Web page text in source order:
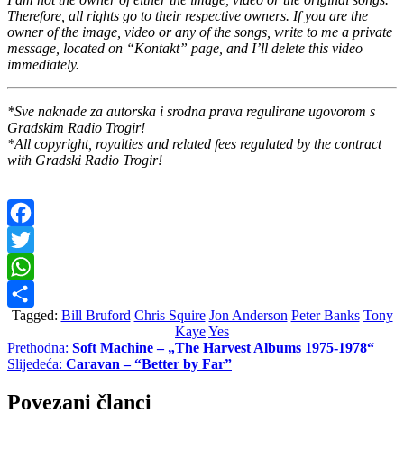
Therefore, all rights go to their respective owners. If you are the
owner of the image, video or any of the songs, write to me a private
message, located on “Kontakt” page, and I’ll delete this video
immediately.
*Sve naknade za autorska i srodna prava regulirane ugovorom s
Gradskim Radio Trogir!
*All copyright, royalties and related fees regulated by the contract
with Gradski Radio Trogir!
Facebook
Twitter
WhatsApp
Share
Tagged: Bill Bruford Chris Squire Jon Anderson Peter Banks Tony
KayeYes
Prethodna: Soft Machine – „The Harvest Albums 1975-1978“
Slijedeća: Caravan – “Better by Far”
Povezani članci